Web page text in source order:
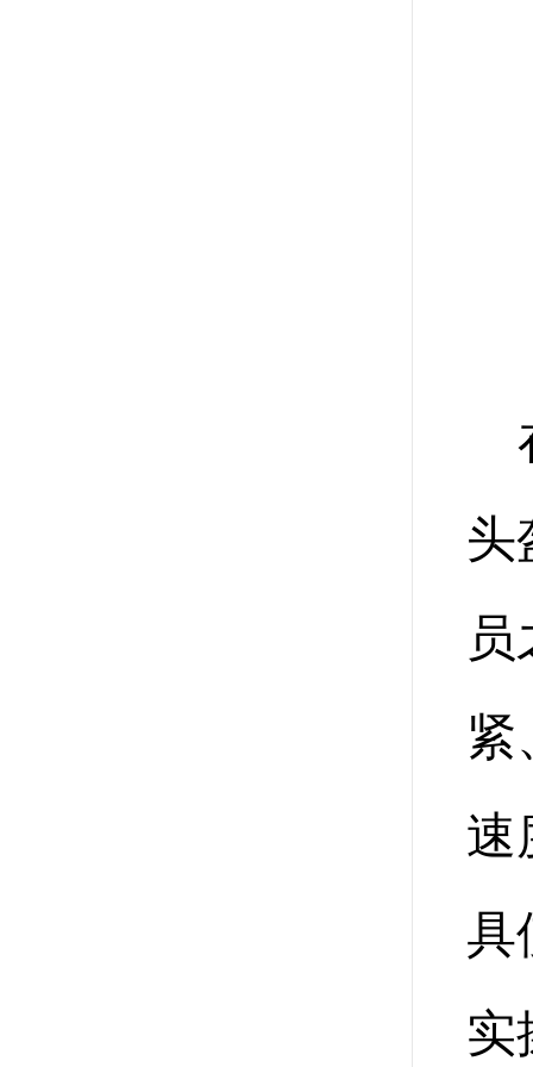
头
紧
速
具
实